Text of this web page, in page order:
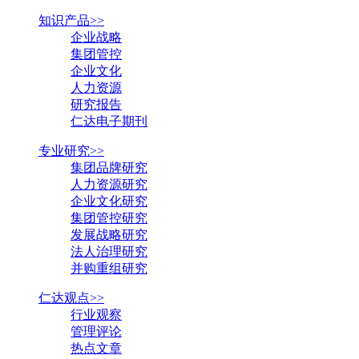
知识产品>>
企业战略
集团管控
企业文化
人力资源
研究报告
仁达电子期刊
专业研究>>
集团品牌研究
人力资源研究
企业文化研究
集团管控研究
发展战略研究
法人治理研究
并购重组研究
仁达观点>>
行业观察
管理评论
热点文章